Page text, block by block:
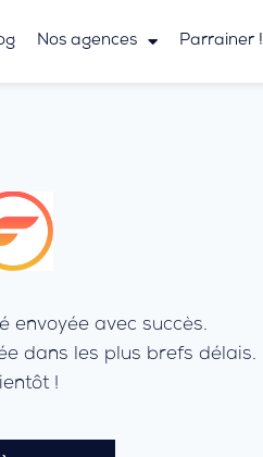
Nos agences Parrainer !
envoyée avec succès.
dans les plus brefs délais.
!